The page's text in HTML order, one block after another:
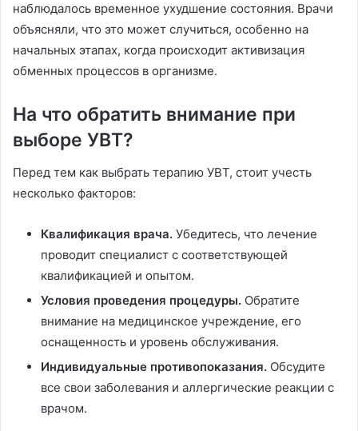
наблюдалось временное ухудшение состояния. Врачи
объясняли, что это может случиться, особенно на
начальных этапах, когда происходит активизация
обменных процессов в организме.
На что обратить внимание при
выборе УВТ?
Перед тем как выбрать терапию УВТ, стоит учесть
несколько факторов:
Квалификация врача. Убедитесь, что лечение
проводит специалист с соответствующей
квалификацией и опытом.
Условия проведения процедуры. Обратите
внимание на медицинское учреждение, его
оснащенность и уровень обслуживания.
Индивидуальные противопоказания. Обсудите
все свои заболевания и аллергические реакции с
врачом.